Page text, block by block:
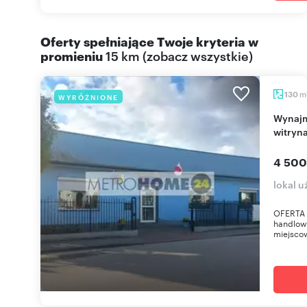
Oferty spełniające Twoje kryteria w
promieniu15 km (zobacz wszystkie)
WYRÓŻNIONE 130 m
Wynajmę lokal handlowo-usługowy 130 m² z
4
lokal